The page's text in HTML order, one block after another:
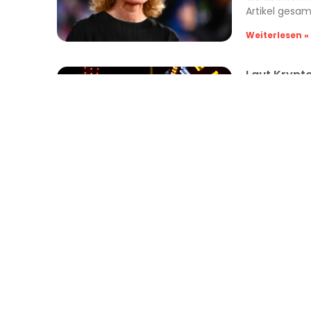
Artikel
Weiterlesen »
Laut